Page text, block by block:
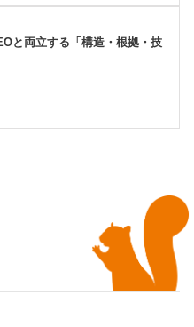
と両立する「構造・根拠・技